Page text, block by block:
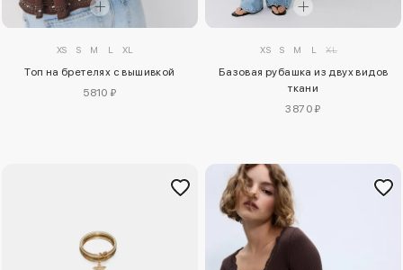
XS S M L XL
Топ на бретелях с вышивкой
5810 ₽
XS S M L XL
Базовая рубашка из двух видов
ткани
3870 ₽